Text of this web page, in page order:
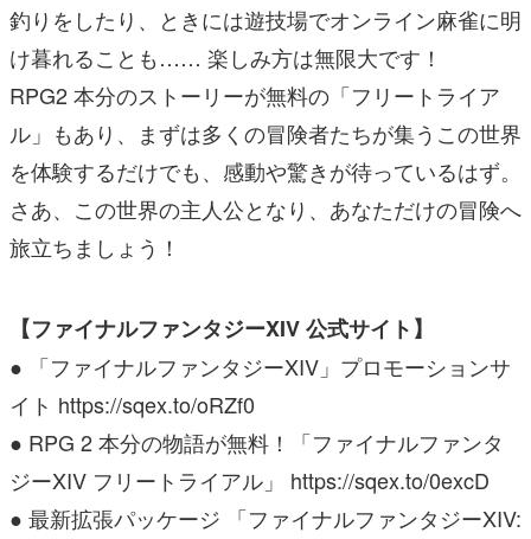
釣りをしたり、ときには遊技場でオンライン麻雀に明
け暮れることも…… 楽しみ方は無限大です！
RPG2 本分のストーリーが無料の「フリートライア
ル」もあり、まずは多くの冒険者たちが集うこの世界
を体験するだけでも、感動や驚きが待っているはず。
さあ、この世界の主人公となり、あなただけの冒険へ
旅立ちましょう！
【ファイナルファンタジーXIV 公式サイト】
● 「ファイナルファンタジーXIV」プロモーションサ
イト https://sqex.to/oRZf0
● RPG 2 本分の物語が無料！「ファイナルファンタ
ジーXIV フリートライアル」 https://sqex.to/0excD
● 最新拡張パッケージ 「ファイナルファンタジーXIV: